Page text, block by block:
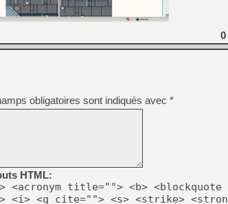
[Mo5] Deux inédits du
[GK] Le beat'em up The
[GK] Endless Legend 2 :
[LS] [PS5] Le WebKit
[GK] Oubliez Crazy Taxi,
[LS] [Switch] NSZ 5.0.0
[GK] Bethesda fête les 30
0
obligatoires sont indiqués avec *
HTML:
title=""> <b> <blockquote
<i> <q cite=""> <s> <strike>